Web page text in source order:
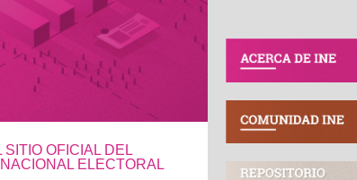
SITIO OFICIAL DEL
ELECTORAL